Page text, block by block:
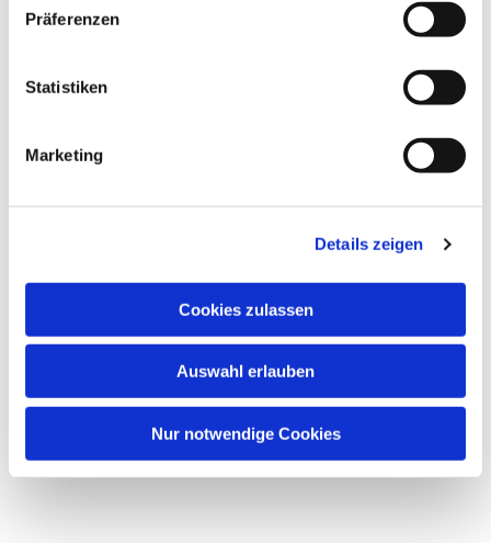
Präferenzen
Statistiken
Marketing
Details zeigen
Cookies zulassen
Auswahl erlauben
Nur notwendige Cookies